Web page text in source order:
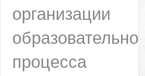
организации
образовательного
процесса